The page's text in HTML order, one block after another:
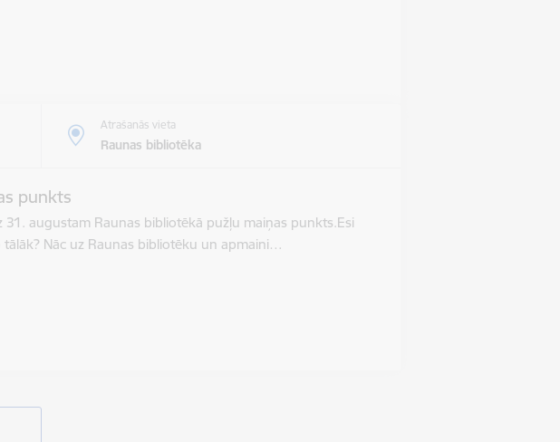
Atrašanās vieta
Raunas bibliotēka
punkts
31. augustam Raunas bibliotēkā pužļu maiņas punkts.Esi
tālāk? Nāc uz Raunas bibliotēku un apmaini…